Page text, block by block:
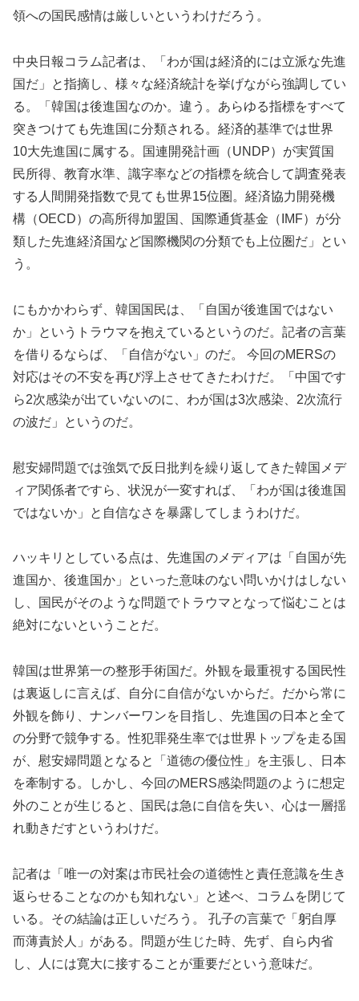
領への国民感情は厳しいというわけだろう。
中央日報コラム記者は、「わが国は経済的には立派な先進
国だ」と指摘し、様々な経済統計を挙げながら強調してい
る。「韓国は後進国なのか。違う。あらゆる指標をすべて
突きつけても先進国に分類される。経済的基準では世界
10大先進国に属する。国連開発計画（UNDP）が実質国
民所得、教育水準、識字率などの指標を統合して調査発表
する人間開発指数で見ても世界15位圏。経済協力開発機
構（OECD）の高所得加盟国、国際通貨基金（IMF）が分
類した先進経済国など国際機関の分類でも上位圏だ」とい
う。
にもかかわらず、韓国国民は、「自国が後進国ではない
か」というトラウマを抱えているというのだ。記者の言葉
を借りるならば、「自信がない」のだ。 今回のMERSの
対応はその不安を再び浮上させてきたわけだ。「中国です
ら2次感染が出ていないのに、わが国は3次感染、2次流行
の波だ」というのだ。
慰安婦問題では強気で反日批判を繰り返してきた韓国メデ
ィア関係者ですら、状況が一変すれば、「わが国は後進国
ではないか」と自信なさを暴露してしまうわけだ。
ハッキリとしている点は、先進国のメディアは「自国が先
進国か、後進国か」といった意味のない問いかけはしない
し、国民がそのような問題でトラウマとなって悩むことは
絶対にないということだ。
韓国は世界第一の整形手術国だ。外観を最重視する国民性
は裏返しに言えば、自分に自信がないからだ。だから常に
外観を飾り、ナンバーワンを目指し、先進国の日本と全て
の分野で競争する。性犯罪発生率では世界トップを走る国
が、慰安婦問題となると「道徳の優位性」を主張し、日本
を牽制する。しかし、今回のMERS感染問題のように想定
外のことが生じると、国民は急に自信を失い、心は一層揺
れ動きだすというわけだ。
記者は「唯一の対案は市民社会の道徳性と責任意識を生き
返らせることなのかも知れない」と述べ、コラムを閉じて
いる。その結論は正しいだろう。 孔子の言葉で「躬自厚
而薄責於人」がある。問題が生じた時、先ず、自ら内省
し、人には寛大に接することが重要だという意味だ。